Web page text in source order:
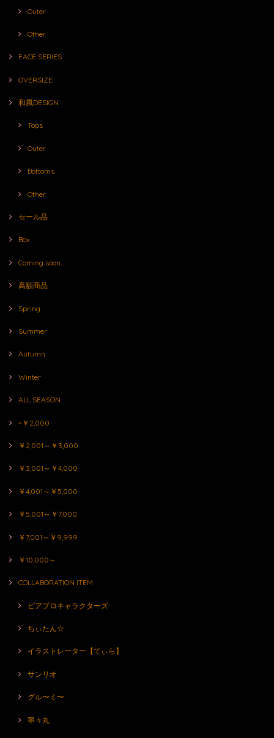
Outer
Other
FACE SERIES
OVERSIZE
和風DESIGN
Tops
Outer
Bottoms
Other
セール品
Box
Coming soon
高額商品
Spring
Summer
Autumn
Winter
ALL SEASON
~￥2,000
￥2,001～￥3,000
￥3,001～￥4,000
￥4,001～￥5,000
￥5,001～￥7,000
￥7,001～￥9,999
￥10,000～
COLLABORATION ITEM
ピアプロキャラクターズ
ちぃたん☆
イラストレーター【てぃら】
サンリオ
グル〜ミ〜
寧々丸